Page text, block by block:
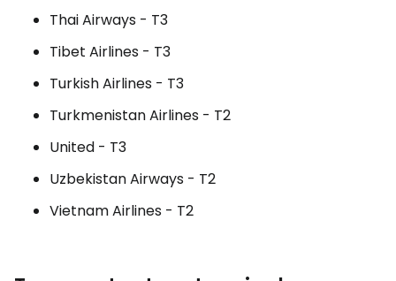
Thai Airways - T3
Tibet Airlines - T3
Turkish Airlines - T3
Turkmenistan Airlines - T2
United - T3
Uzbekistan Airways - T2
Vietnam Airlines - T2